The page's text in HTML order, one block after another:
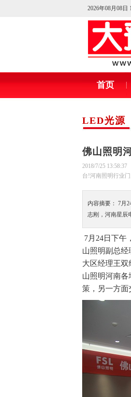
2026年08月08日
首页
LED光源
佛山照明
2018/7/25
台!河南照明行业
内容摘要： 7月
志刚，河南星辰
7月24日下午
山照明副总
大区经理王
山照明河南
策，另一方面